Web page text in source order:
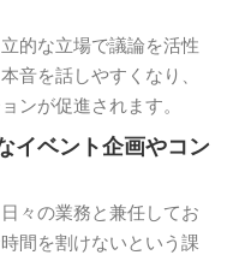
的な立場で議論を活性
音を話しやすくなり、
ンが促進されます。
イベント企画やコン
々の業務と兼任してお
間を割けないという課